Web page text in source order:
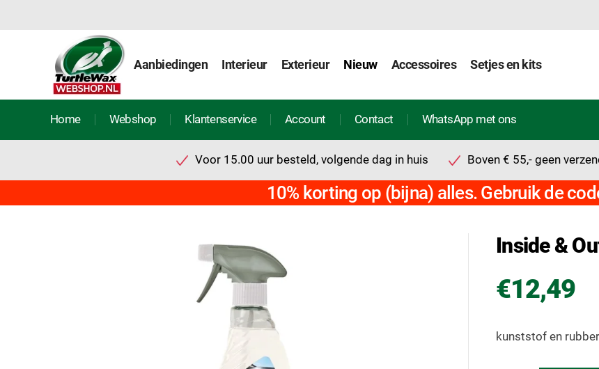
Aanbiedingen Interieur Exterieur Nieuw Accessoires Setjes en kits
Home Webshop Klantenservice Account Contact WhatsApp met ons
Voor 15.00 uur besteld, volgende dag in huis Boven € 55,- geen
10% korting op (bijna) alles. Gebruik de
Inside &
€12,49
kunststof en